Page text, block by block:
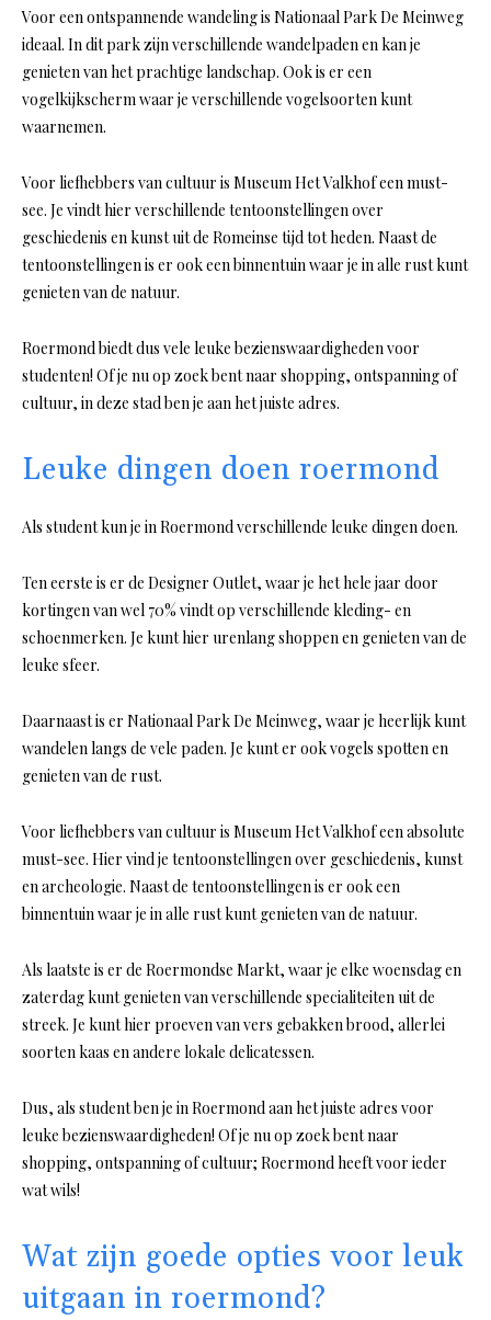
Voor een ontspannende wandeling is Nationaal Park De Meinweg
ideaal. In dit park zijn verschillende wandelpaden en kan je
genieten van het prachtige landschap. Ook is er een
vogelkijkscherm waar je verschillende vogelsoorten kunt
waarnemen.
Voor liefhebbers van cultuur is Museum Het Valkhof een must-
see. Je vindt hier verschillende tentoonstellingen over
geschiedenis en kunst uit de Romeinse tijd tot heden. Naast de
tentoonstellingen is er ook een binnentuin waar je in alle rust kunt
genieten van de natuur.
Roermond biedt dus vele leuke bezienswaardigheden voor
studenten! Of je nu op zoek bent naar shopping, ontspanning of
cultuur, in deze stad ben je aan het juiste adres.
Leuke dingen doen roermond
Als student kun je in Roermond verschillende leuke dingen doen.
Ten eerste is er de Designer Outlet, waar je het hele jaar door
kortingen van wel 70% vindt op verschillende kleding- en
schoenmerken. Je kunt hier urenlang shoppen en genieten van de
leuke sfeer.
Daarnaast is er Nationaal Park De Meinweg, waar je heerlijk kunt
wandelen langs de vele paden. Je kunt er ook vogels spotten en
genieten van de rust.
Voor liefhebbers van cultuur is Museum Het Valkhof een absolute
must-see. Hier vind je tentoonstellingen over geschiedenis, kunst
en archeologie. Naast de tentoonstellingen is er ook een
binnentuin waar je in alle rust kunt genieten van de natuur.
Als laatste is er de Roermondse Markt, waar je elke woensdag en
zaterdag kunt genieten van verschillende specialiteiten uit de
streek. Je kunt hier proeven van vers gebakken brood, allerlei
soorten kaas en andere lokale delicatessen.
Dus, als student ben je in Roermond aan het juiste adres voor
leuke bezienswaardigheden! Of je nu op zoek bent naar
shopping, ontspanning of cultuur; Roermond heeft voor ieder
wat wils!
Wat zijn goede opties voor leuk
uitgaan in roermond?